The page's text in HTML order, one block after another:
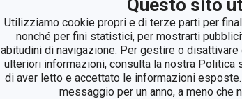
Questo sito
Utilizziamo cookie propri e di terze parti per
nonché per fini statistici, per mostrarti
abitudini di navigazione. Per gestire o
ulteriori informazioni, consulta la nostra Politica
di aver letto e accettato le informazioni
messaggio per un anno, a meno